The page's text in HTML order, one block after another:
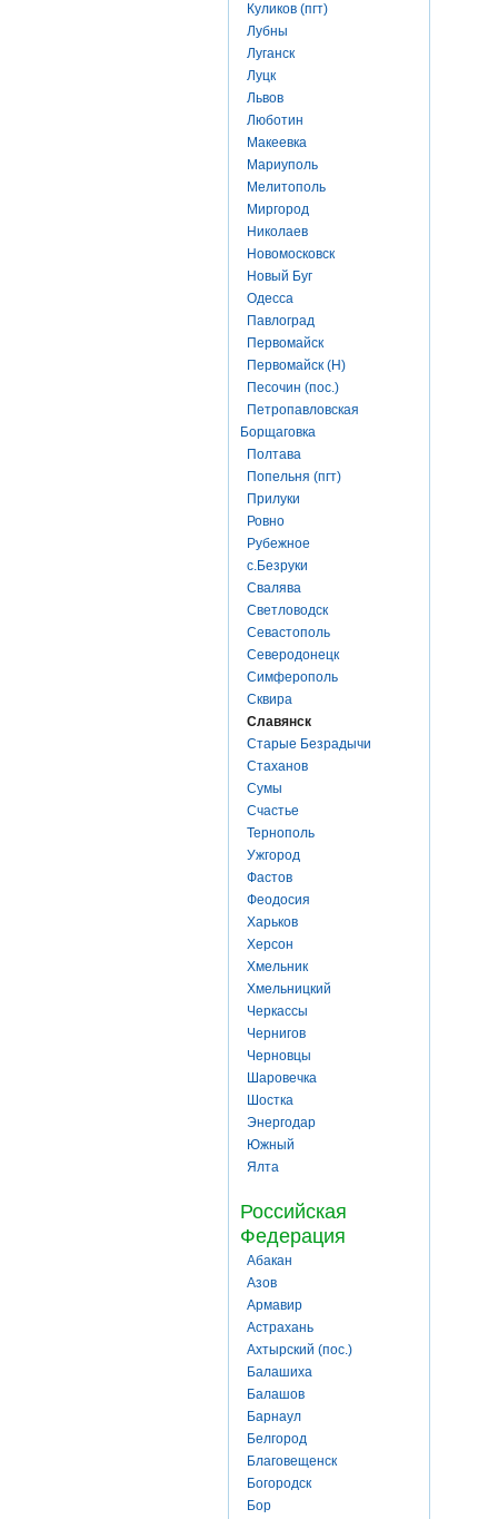
Куликов (пгт)
Лубны
Луганск
Луцк
Львов
Люботин
Макеевка
Мариуполь
Мелитополь
Миргород
Николаев
Новомосковск
Новый Буг
Одесса
Павлоград
Первомайск
Первомайск (Н)
Песочин (пос.)
Петропавловская
Борщаговка
Полтава
Попельня (пгт)
Прилуки
Ровно
Рубежное
с.Безруки
Свалява
Светловодск
Севастополь
Северодонецк
Симферополь
Сквира
Славянск
Старые Безрадычи
Стаханов
Сумы
Счастье
Тернополь
Ужгород
Фастов
Феодосия
Харьков
Херсон
Хмельник
Хмельницкий
Черкассы
Чернигов
Черновцы
Шаровечка
Шостка
Энергодар
Южный
Ялта
Российская
Федерация
Абакан
Азов
Армавир
Астрахань
Ахтырский (пос.)
Балашиха
Балашов
Барнаул
Белгород
Благовещенск
Богородск
Бор